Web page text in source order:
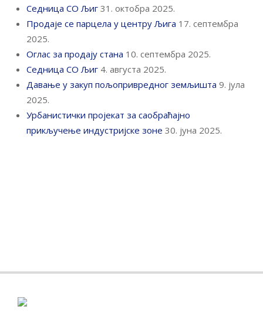
Седница СО Љиг 31. октобра 2025.
Продаје се парцела у центру Љига 17. септембра
2025.
Оглас за продају стана 10. септембра 2025.
Седница СО Љиг 4. августа 2025.
Давање у закуп пољопривредног земљишта 9. јула
2025.
Урбанистички пројекат за саобраћајно
прикључење индустријске зоне 30. јуна 2025.